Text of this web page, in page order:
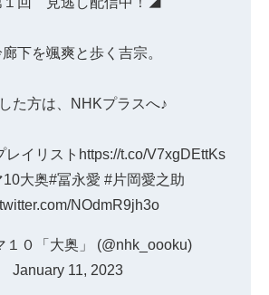
下を颯爽と歩く吉宗。
た方は、NHKプラスへ♪
レイリスト https://t.co/V7xgDEttKs
大奥#冨永愛 #片岡愛之助
NOdmR9jh3o
０「大奥」 (@nhk_oooku)
January 11, 2023